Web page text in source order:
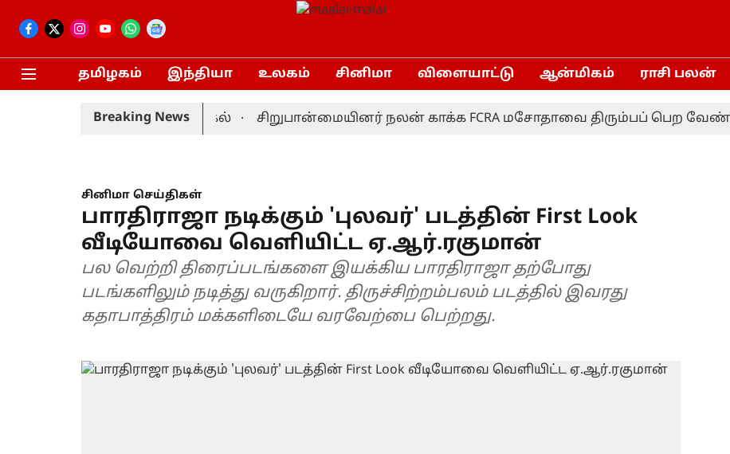
தமிழகம் இந்தியா உலகம் சினிமா விளையாட்டு ஆன்மிகம் ராசி பலன்
Breaking News
வீரர் திடீர் விலகல் சிறுபான்மையினர் நலன் காக்க FCRA மசோதாவை திரும்பப் பெற
சினிமா செய்திகள்
பாரதிராஜா நடிக்கும் 'புலவர்' படத்தின் First Look
வீடியோவை வெளியிட்ட ஏ.ஆர்.ரகுமான்
பல வெற்றி திரைப்படங்களை இயக்கிய பாரதிராஜா தற்போது
படங்களிலும் நடித்து வருகிறார். திருச்சிற்றம்பலம் படத்தில் இவரது
கதாபாத்திரம் மக்களிடையே வரவேற்பை பெற்றது.